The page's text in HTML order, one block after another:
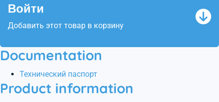
Войти
Добавить этот товар в корзину
Documentation
Технический паспорт
Product information